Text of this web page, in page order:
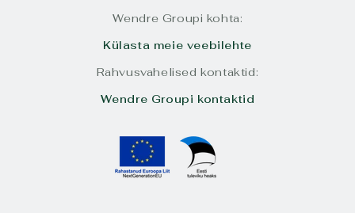
Wendre Groupi kohta:
Külasta meie veebilehte
Rahvusvahelised kontaktid:
Wendre Groupi kontaktid